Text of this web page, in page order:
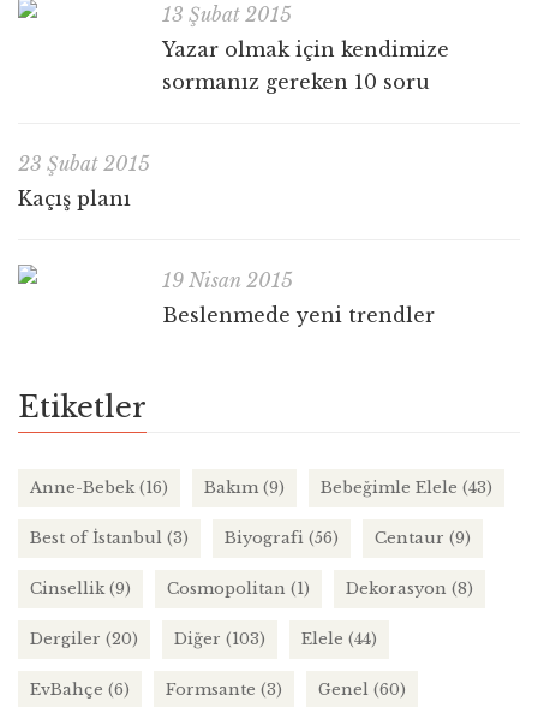
13 Şubat 2015
Yazar olmak için kendimize
sormanız gereken 10 soru
23 Şubat 2015
Kaçış planı
19 Nisan 2015
Beslenmede yeni trendler
Etiketler
Anne-Bebek(16) Bakım (9) Bebeğimle Elele (43)
Best of İstanbul (3) Biyografi (56) Centaur (9)
Cinsellik(9) Cosmopolitan (1) Dekorasyon (8)
Dergiler (20) Diğer (103) Elele (44)
EvBahçe (6) Formsante (3) Genel (60)